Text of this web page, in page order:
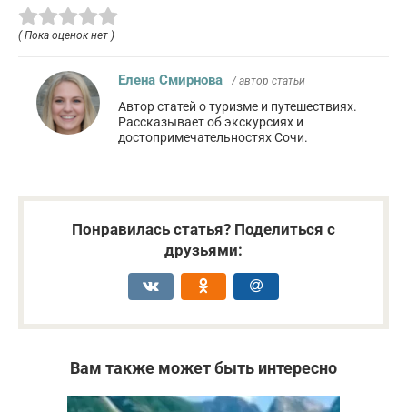
( Пока оценок нет )
Елена Смирнова / автор статьи
Автор статей о туризме и путешествиях.
Рассказывает об экскурсиях и
достопримечательностях Сочи.
Понравилась статья? Поделиться с
друзьями:
Вам также может быть интересно